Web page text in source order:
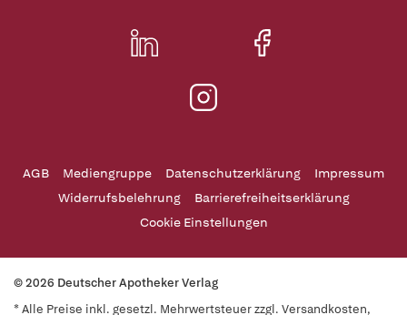
AGB Mediengruppe Datenschutzerklärung
Impressum
Widerrufsbelehrung
Barrierefreiheitserklärung
Cookie Einstellungen
© 2026 Deutscher Apotheker Verlag
* Alle Preise inkl. gesetzl. Mehrwertsteuer zzgl. Versandkosten,